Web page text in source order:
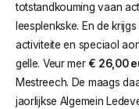
totstandkouming vaan
leesplenkske. En de
activiteite en speciaol
gelle. Veur mer € 26,00
Mestreech. De maags
jaorlijkse Algemein